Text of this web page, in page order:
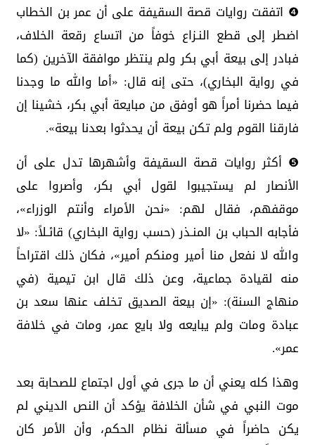
❹ اتفقت روايات قصة السقيفة على أن عمر بن الخطاب
اضطر إلى قطع النـزاع خوفاً من اتساع رقعة الخلاف،
فبادر إلى بيعة أبي بكر ولم ينتظر موافقة الآخرين (كما
في رواية البخاري)، حتى إنه قال: «أما والله ما وجدنا
فيما حضرنا أمراً هو أوفق من مبايعة أبي بكر، خشينا إن
فارقنا القوم ولم تكن بيعة أن يحدثوا بعدنا بيعة».
❺ أكثر روايات قصة السقيفة وأشهرها تدل على أن
الأنصار لم يستجيبوا لقول أبي بكر، وأصروا على
موقفهم، فقال لهم: «نحن الأمراء وأنتم الوزراء»،
فأجابه الحباب بن المنـذر (حسب رواية البخاري) قائـلاً: «لا
والله لا نفعل منا أمير ومنكم أمير»، فكان ذلك اقتراحاً
منه لقيادة جماعية، وعن ذلك قال ابن تيمية (في
منهاج السنة): «إن بيعة الصديق تخلف عنها سعد بن
عبادة ومات ولم يبايعه ولا بايع عمر، ومات في خلافة
عمر».
وهذا كله يعني أن ما جرى في أول اجتماع للصحابة بعد
موت النبي في شأن الخلافة يؤكد أن النص الديني لم
يكن حاضراً في مسألة نظام الحكم، وأن الأمر كان